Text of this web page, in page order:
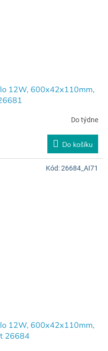
12W, 600x42x110mm,
Do týdne
Do košíku
12W, 600x42x110mm,
26684
Kód:26684_AI71